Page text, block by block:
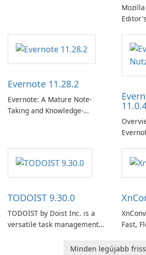
term
client
need
Evernote 11.28.2
Evernote: A Mature Note-
Taking and Knowledge-
capturing, organizing, and
retrieving notes and
reference materials across
users
TODOIST 9.30.0
TODOIST by Doist Inc. is a
versatile task management
individuals and teams
Fast,
macOS and
Minden legújabb